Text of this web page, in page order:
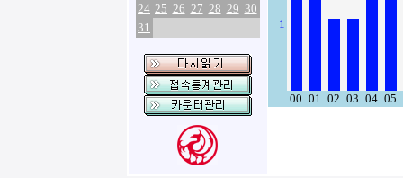
24 25 26 27 28 29 30
31
1
00 01 02 03 04 05